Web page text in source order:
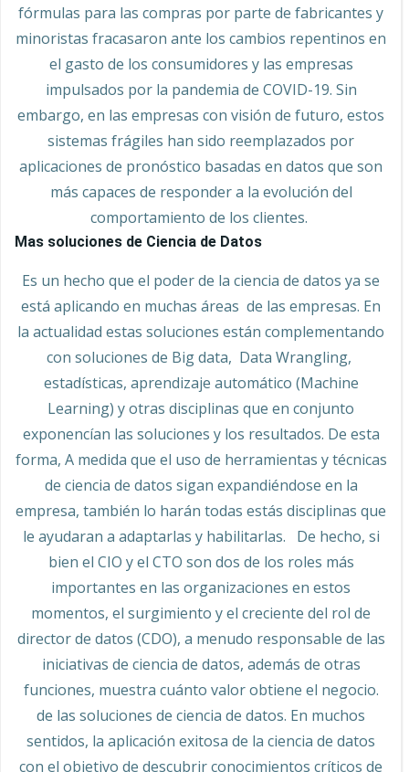
fórmulas para las compras por parte de fabricantes y
minoristas fracasaron ante los cambios repentinos en
el gasto de los consumidores y las empresas
impulsados por la pandemia de COVID-19. Sin
embargo, en las empresas con visión de futuro, estos
sistemas frágiles han sido reemplazados por
aplicaciones de pronóstico basadas en datos que son
más capaces de responder a la evolución del
comportamiento de los clientes.
Mas soluciones de Ciencia de Datos
Es un hecho que el poder de la ciencia de datos ya se
está aplicando en muchas áreas de las empresas. En
la actualidad estas soluciones están complementando
con soluciones de Big data, Data Wrangling,
estadísticas, aprendizaje automático (Machine
Learning) y otras disciplinas que en conjunto
exponencían las soluciones y los resultados. De esta
forma, A medida que el uso de herramientas y técnicas
de ciencia de datos sigan expandiéndose en la
empresa, también lo harán todas estás disciplinas que
le ayudaran a adaptarlas y habilitarlas. De hecho, si
bien el CIO y el CTO son dos de los roles más
importantes en las organizaciones en estos
momentos, el surgimiento y el creciente del rol de
director de datos (CDO), a menudo responsable de las
iniciativas de ciencia de datos, además de otras
funciones, muestra cuánto valor obtiene el negocio.
de las soluciones de ciencia de datos. En muchos
sentidos, la aplicación exitosa de la ciencia de datos
con el objetivo de descubrir conocimientos críticos de